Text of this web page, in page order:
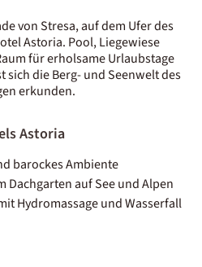
von Stresa, auf dem Ufer des
Astoria. Pool, Liegewiese
für erholsame Urlaubstage
sich die Berg- und Seenwelt des
erkunden.
Astoria
barockes Ambiente
Dachgarten auf See und Alpen
Hydromassage und Wasserfall